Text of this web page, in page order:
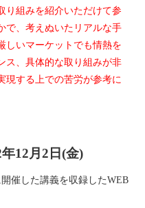
り組みを紹介いただけて参
で、考えぬいたリアルな手
しいマーケットでも情熱を
ス、具体的な取り組みが非
現する上での苦労が参考に
12月2日(金)
催した講義を収録したWEB